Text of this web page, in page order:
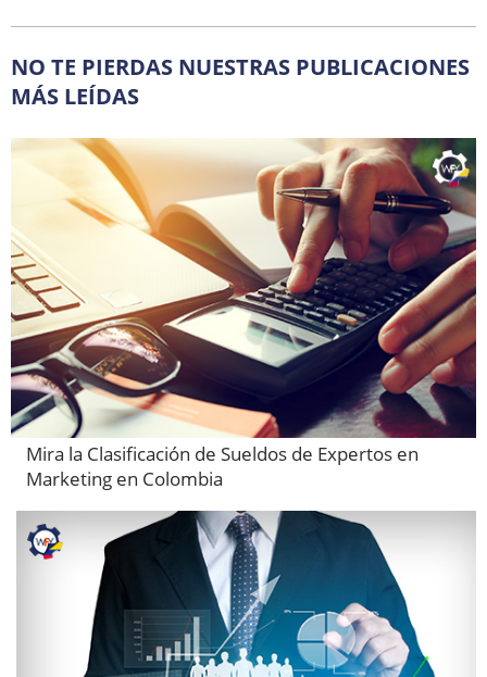
NO TE PIERDAS NUESTRAS PUBLICACIONES
MÁS LEÍDAS
Mira la Clasificación de Sueldos de Expertos en
Marketing en Colombia